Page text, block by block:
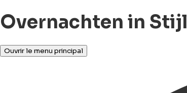
Overnachten in Stijl
Ouvrir le menu principal